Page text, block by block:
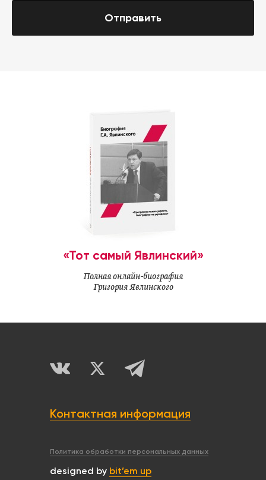
Отправить
«Тот самый Явлинский»
Полная онлайн-биография
Григория Явлинского
Контактная информация
Политика обработки персональных данных
designed by bit’em up